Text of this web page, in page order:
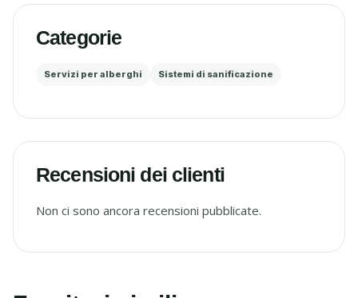
Categorie
Servizi per alberghi Sistemi di sanificazione
Recensioni dei clienti
Non ci sono ancora recensioni pubblicate.